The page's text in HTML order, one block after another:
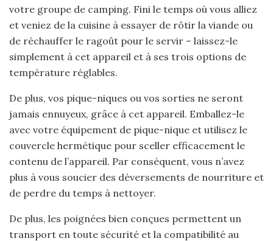
votre groupe de camping. Fini le temps où vous alliez
et veniez de la cuisine à essayer de rôtir la viande ou
de réchauffer le ragoût pour le servir – laissez-le
simplement à cet appareil et à ses trois options de
température réglables.
De plus, vos pique-niques ou vos sorties ne seront
jamais ennuyeux, grâce à cet appareil. Emballez-le
avec votre équipement de pique-nique et utilisez le
couvercle hermétique pour sceller efficacement le
contenu de l’appareil. Par conséquent, vous n’avez
plus à vous soucier des déversements de nourriture et
de perdre du temps à nettoyer.
De plus, les poignées bien conçues permettent un
transport en toute sécurité et la compatibilité au